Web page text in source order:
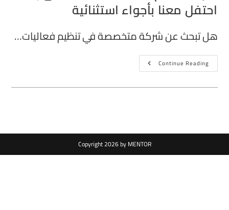
احتفل معنا بأجواء استثنائية
هل تبحث عن شركة متخصصة في تنظيم فعاليات…
Continue Reading
Copyright 2026 by MENTOR